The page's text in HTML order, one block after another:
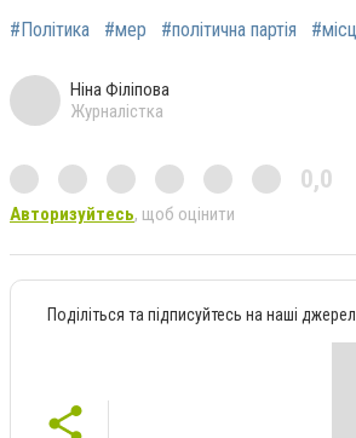
#Політика #мер #політична партія
Ніна Філіпова
Журналістка
0,0
Авторизуйтесь, щоб оцінити
Поділіться та підписуйтесь на наші